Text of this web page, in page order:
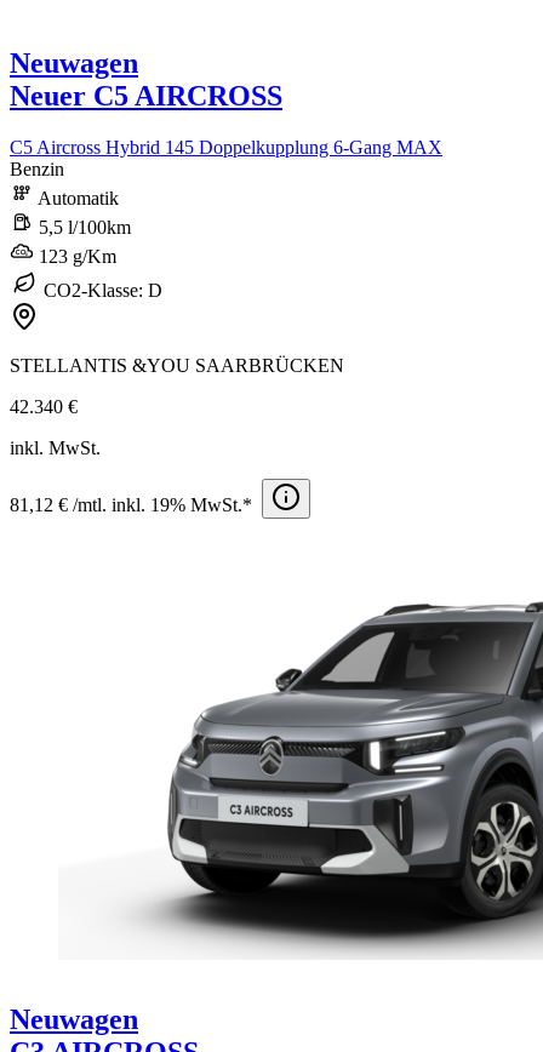
Neuwagen
Neuer C5 AIRCROSS
C5 Aircross Hybrid 145 Doppelkupplung 6-Gang MAX
Benzin
Automatik
5,5 l/100km
123 g/Km
CO2-Klasse: D
STELLANTIS &YOU SAARBRÜCKEN
42.340 €
inkl. MwSt.
81,12 € /mtl. inkl. 19% MwSt.*
Neuwagen